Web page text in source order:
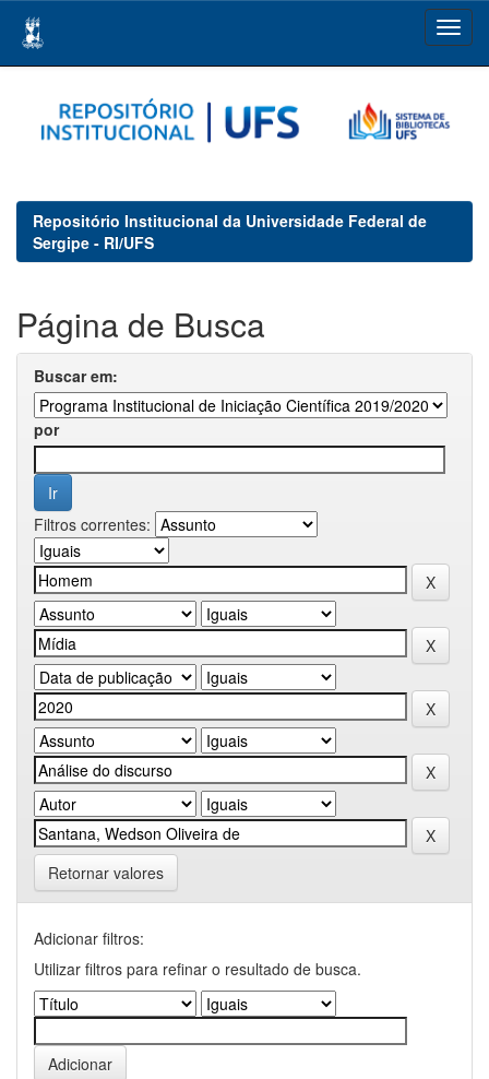
navigation
Repositório Institucional da Universidade Federal de
Sergipe - RI/UFS
Página de Busca
Buscar em:
por
Filtros correntes:
Retornar valores
Adicionar filtros:
Utilizar filtros para refinar o resultado de busca.